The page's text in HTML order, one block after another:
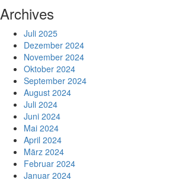
Archives
Juli 2025
Dezember 2024
November 2024
Oktober 2024
September 2024
August 2024
Juli 2024
Juni 2024
Mai 2024
April 2024
März 2024
Februar 2024
Januar 2024